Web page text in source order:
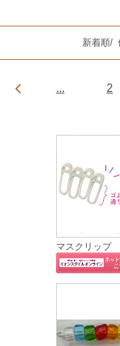
新着順/
... 2
マスクリップ